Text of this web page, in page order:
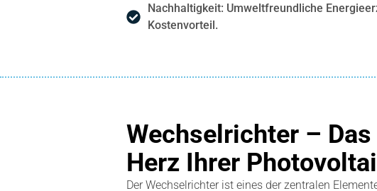
Nachhaltigkeit: Umweltfreundliche
Kostenvorteil.
Wechselrichter –
Herz Ihrer
Der Wechselrichter ist eines der zentralen